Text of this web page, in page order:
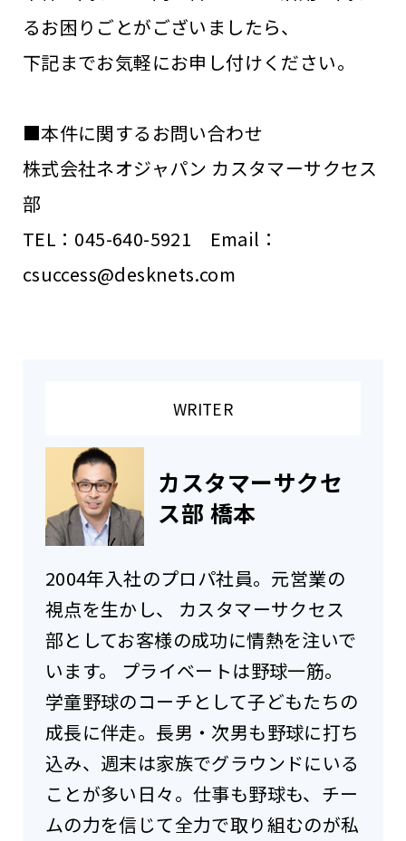
るお困りごとがございましたら、
下記までお気軽にお申し付けください。
■本件に関するお問い合わせ
株式会社ネオジャパン カスタマーサクセス
部
TEL：045-640-5921 Email：
csuccess@desknets.com
WRITER
カスタマーサクセ
ス部 橋本
2004年入社のプロパ社員。元営業の
視点を生かし、 カスタマーサクセス
部としてお客様の成功に情熱を注いで
います。 プライベートは野球一筋。
学童野球のコーチとして子どもたちの
成長に伴走。長男・次男も野球に打ち
込み、週末は家族でグラウンドにいる
ことが多い日々。仕事も野球も、チー
ムの力を信じて全力で取り組むのが私